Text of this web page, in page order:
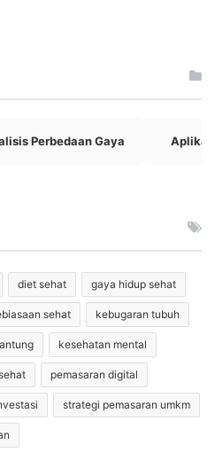
Perbedaan Gaya
diet sehat gaya hidup sehat
sehat kebugaran tubuh
kesehatan mental
pemasaran digital
strategi pemasaran umkm